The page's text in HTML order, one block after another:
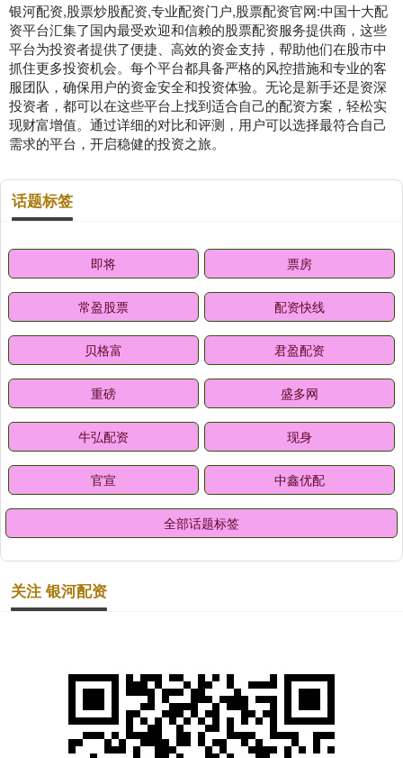
银河配资,股票炒股配资,专业配资门户,股票配资官网:中国十大配
资平台汇集了国内最受欢迎和信赖的股票配资服务提供商，这些
平台为投资者提供了便捷、高效的资金支持，帮助他们在股市中
抓住更多投资机会。每个平台都具备严格的风控措施和专业的客
服团队，确保用户的资金安全和投资体验。无论是新手还是资深
投资者，都可以在这些平台上找到适合自己的配资方案，轻松实
现财富增值。通过详细的对比和评测，用户可以选择最符合自己
需求的平台，开启稳健的投资之旅。
话题标签
即将 票房
常盈股票 配资快线
贝格富 君盈配资
重磅 盛多网
牛弘配资 现身
官宣 中鑫优配
全部话题标签
关注 银河配资